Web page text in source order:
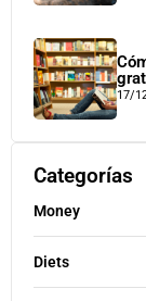
17/
Categorías
Money
Diets